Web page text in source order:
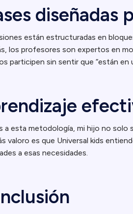
diseñadas
están estructuradas en
los profesores son expertos en
participen sin sentir que “están en
a esta metodología, mi hijo no solo
valoro es que Universal kids
a esas necesidades.